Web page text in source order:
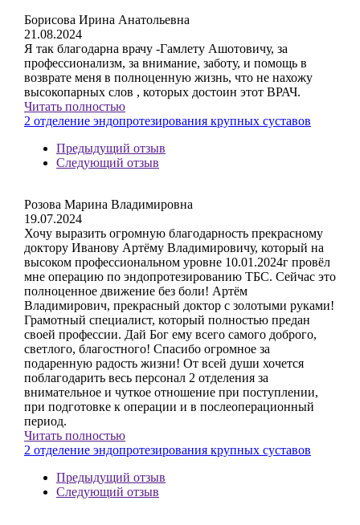
Борисова Ирина Анатольевна
21.08.2024
Я так благодарна врачу -Гамлету Ашотовичу, за
профессионализм, за внимание, заботу, и помощь в
возврате меня в полноценную жизнь, что не нахожу
высокопарных слов , которых достоин этот ВРАЧ.
Читать полностью
2 отделение эндопротезирования крупных суставов
Предыдущий отзыв
Следующий отзыв
Розова Марина Владимировна
19.07.2024
Хочу выразить огромную благодарность прекрасному
доктору Иванову Артёму Владимировичу, который на
высоком профессиональном уровне 10.01.2024г провёл
мне операцию по эндопротезированию ТБС. Сейчас это
полноценное движение без боли! Артём
Владимирович, прекрасный доктор с золотыми руками!
Грамотный специалист, который полностью предан
своей профессии. Дай Бог ему всего самого доброго,
светлого, благостного! Спасибо огромное за
подаренную радость жизни! От всей души хочется
поблагодарить весь персонал 2 отделения за
внимательное и чуткое отношение при поступлении,
при подготовке к операции и в послеоперационный
период.
Читать полностью
2 отделение эндопротезирования крупных суставов
Предыдущий отзыв
Следующий отзыв